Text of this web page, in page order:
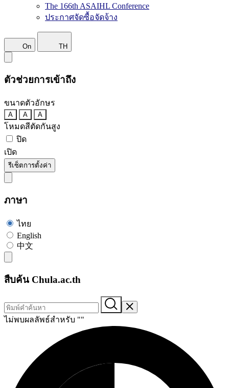
The 166th ASAIHL Conference
ประกาศจัดซื้อจัดจ้าง
On TH
ตัวช่วยการเข้าถึง
ขนาดตัวอักษร
A A A
โหมดสีตัดกันสูง
ปิด
เปิด
รีเซ็ตการตั้งค่า
ภาษา
ไทย
English
中文
สืบค้น Chula.ac.th
ไม่พบผลลัพธ์สำหรับ ""